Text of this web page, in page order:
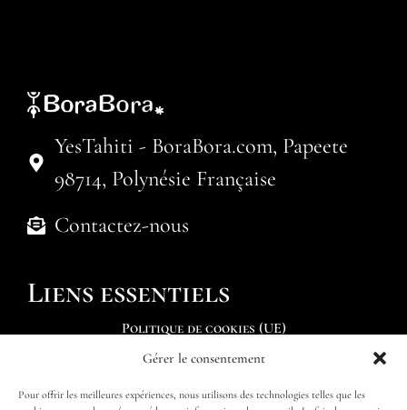
Gérer le consentement
Pour offrir les meilleures expériences, nous utilisons des technologies telles que les
YesTahiti - BoraBora.com, Papeete
98714, Polynésie Française
Contactez-nous
Liens essentiels
Politique de cookies (UE)
Soumettre une demande